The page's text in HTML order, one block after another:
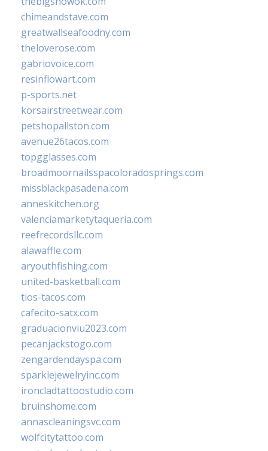
chimeandstave.com
greatwallseafoodny.com
theloverose.com
gabriovoice.com
resinflowart.com
p-sports.net
korsairstreetwear.com
petshopallston.com
avenue26tacos.com
topgglasses.com
broadmoornailsspacoloradosprings.com
missblackpasadena.com
anneskitchen.org
valenciamarketytaqueria.com
reefrecordsllc.com
alawaffle.com
aryouthfishing.com
united-basketball.com
tios-tacos.com
cafecito-satx.com
graduacionviu2023.com
pecanjackstogo.com
zengardendayspa.com
sparklejewelryinc.com
ironcladtattoostudio.com
bruinshome.com
annascleaningsvc.com
wolfcitytattoo.com